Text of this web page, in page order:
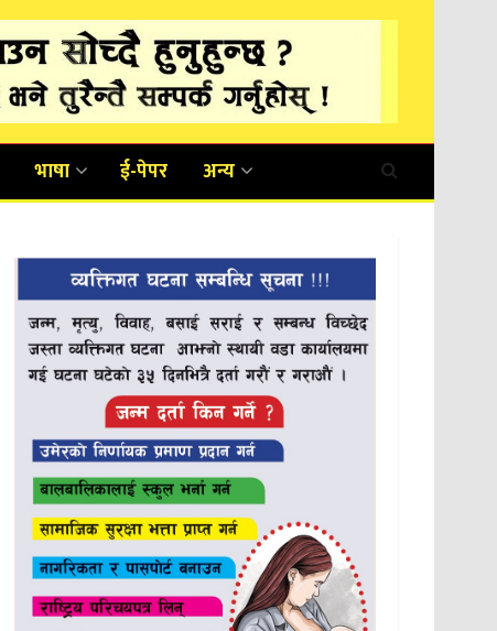
भाषा ई-पेपर अन्य